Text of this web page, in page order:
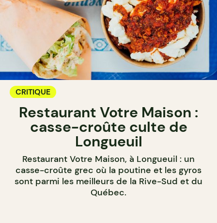
CRITIQUE
Restaurant Votre Maison :
casse-croûte culte de
Longueuil
Restaurant Votre Maison, à Longueuil : un
casse-croûte grec où la poutine et les gyros
sont parmi les meilleurs de la Rive-Sud et du
Québec.